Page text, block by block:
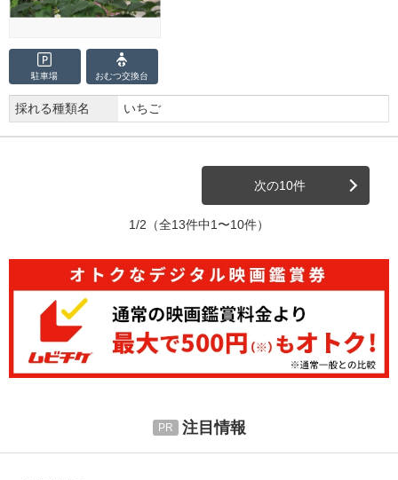
駐車場 おむつ交換台
採れる種類名 いちご
次の10件
1/2 （全13件中1〜10件）
注目情報